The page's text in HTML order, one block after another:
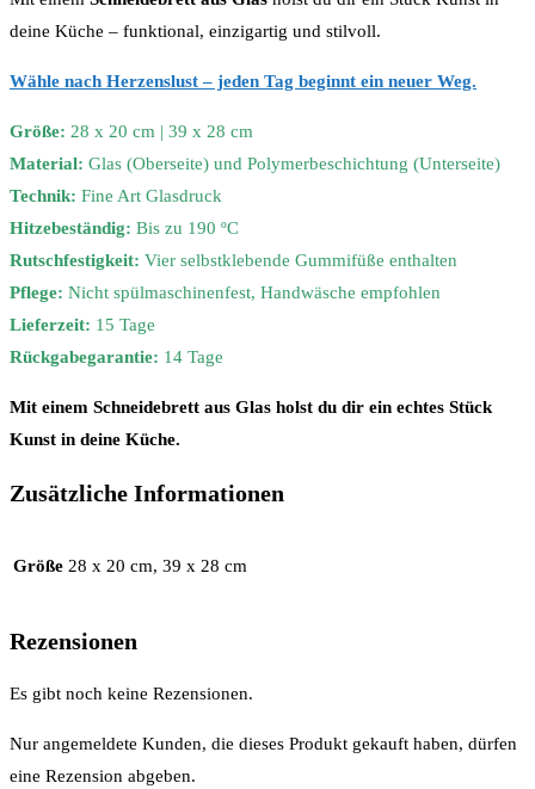
deine Küche – funktional, einzigartig und stilvoll.
Wähle nach Herzenslust – jeden Tag beginnt ein neuer Weg.
Größe: 28 x 20 cm | 39 x 28 cm
Material: Glas (Oberseite) und Polymerbeschichtung (Unterseite)
Technik: Fine Art Glasdruck
Hitzebeständig: Bis zu 190 ºC
Rutschfestigkeit: Vier selbstklebende Gummifüße enthalten
Pflege: Nicht spülmaschinenfest, Handwäsche empfohlen
Lieferzeit: 15 Tage
Rückgabegarantie: 14 Tage
Mit einem Schneidebrett aus Glas holst du dir ein echtes Stück
Kunst in deine Küche.
Zusätzliche Informationen
Größe 28 x 20 cm, 39 x 28 cm
Rezensionen
Es gibt noch keine Rezensionen.
Nur angemeldete Kunden, die dieses Produkt gekauft haben, dürfen
eine Rezension abgeben.